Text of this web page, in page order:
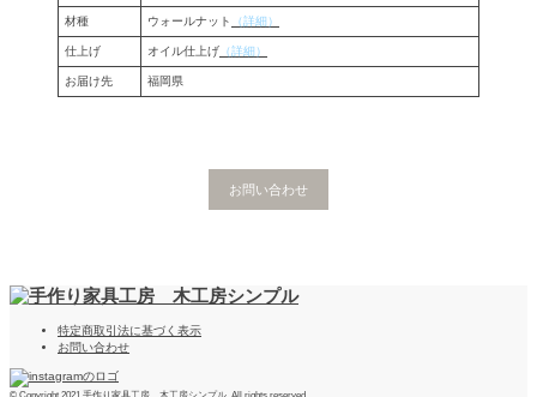
材種 ウォールナット （詳細）
仕上げ オイル仕上げ （詳細）
お届け先 福岡県
お問い合わせ
特定商取引法に基づく表示
お問い合わせ